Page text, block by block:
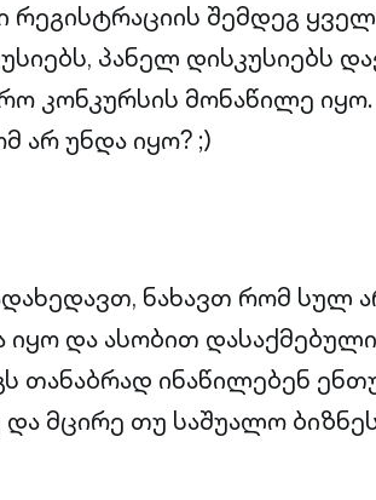
რეგისტრაციის შემდეგ
პანელ დისკუსიებს
კონკურსის მონაწილე იყო.
არ უნდა იყო? ;)
ნახავთ რომ სულ
და ასობით
თანაბრად ინაწილებენ
მცირე თუ საშუალო